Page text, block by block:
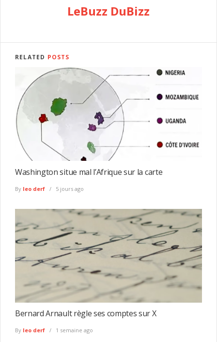
LeBuzz DuBizz
RELATED POSTS
Washington situe mal l’Afrique sur la carte
By leo derf 5 jours ago
Bernard Arnault règle ses comptes sur X
By leo derf 1 semaine ago